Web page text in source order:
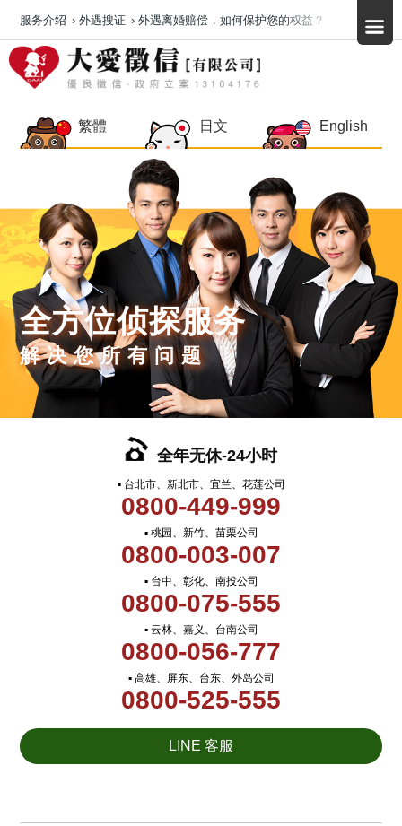
繁體 日文 English
全方位侦探服务
解决您所有问题
全年无休-24小时
▪ 台北市、新北市、宜兰、花莲公司
0800-449-999
▪ 桃园、新竹、苗栗公司
0800-003-007
▪ 台中、彰化、南投公司
0800-075-555
▪ 云林、嘉义、台南公司
0800-056-777
▪ 高雄、屏东、台东、外岛公司
0800-525-555
LINE 客服
服务介绍 › 外遇搜证 › 外遇离婚赔偿，如何保护您的权益？